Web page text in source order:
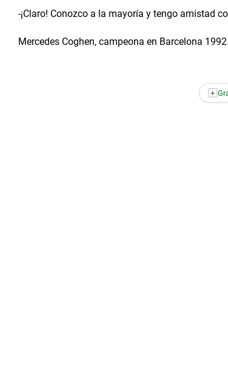
-¡Claro! Conozco a la mayoría y tengo amistad
Mercedes Coghen, campeona en Barcelona 1992.
+